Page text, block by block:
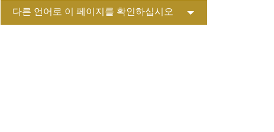
다른 언어로 이 페이지를 확인하십시오